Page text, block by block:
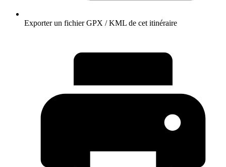
Exporter un fichier GPX / KML de cet itinéraire